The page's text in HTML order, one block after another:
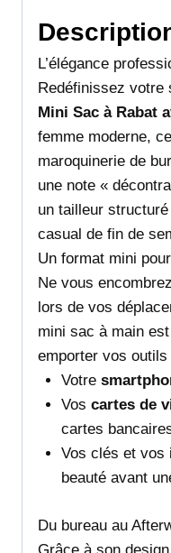
L’élégance
Redéfinissez
Mini Sac à Rabat
femme moderne,
maroquinerie de
une note «
un tailleur
casual de fin de
Un format mini
Ne vous
lors de vos
mini sac à main
emporter vos
Votre
Vos cartes de
cartes
Vos clés et vos
beauté avant
Du bureau au